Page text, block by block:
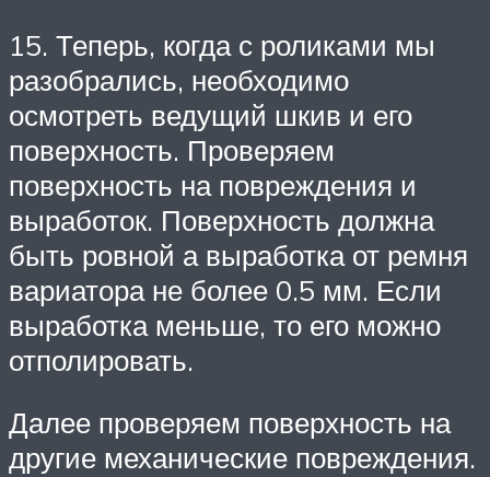
15. Теперь, когда с роликами мы
разобрались, необходимо
осмотреть ведущий шкив и его
поверхность. Проверяем
поверхность на повреждения и
выработок. Поверхность должна
быть ровной а выработка от ремня
вариатора не более 0.5 мм. Если
выработка меньше, то его можно
отполировать.
Далее проверяем поверхность на
другие механические повреждения.